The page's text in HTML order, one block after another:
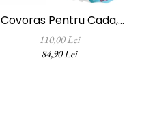
Covoras Pentru Cada,
Anti-Alunecare,
FizioTab®, 100x40 Cm,
110,00 Lei
84,90 Lei